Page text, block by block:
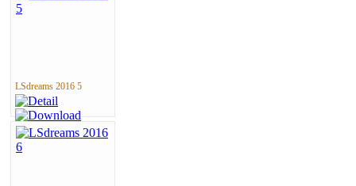
LSdreams 2016 5